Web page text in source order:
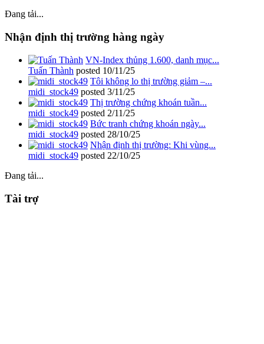
Đang tải...
Nhận định thị trường hàng ngày
VN-Index thủng 1.600, danh mục...
Tuấn Thành posted 10/11/25
Tôi không lo thị trường giảm –...
midi_stock49 posted 3/11/25
Thị trường chứng khoán tuần...
midi_stock49 posted 2/11/25
Bức tranh chứng khoán ngày...
midi_stock49 posted 28/10/25
Nhận định thị trường: Khi vùng...
midi_stock49 posted 22/10/25
Đang tải...
Tài trợ